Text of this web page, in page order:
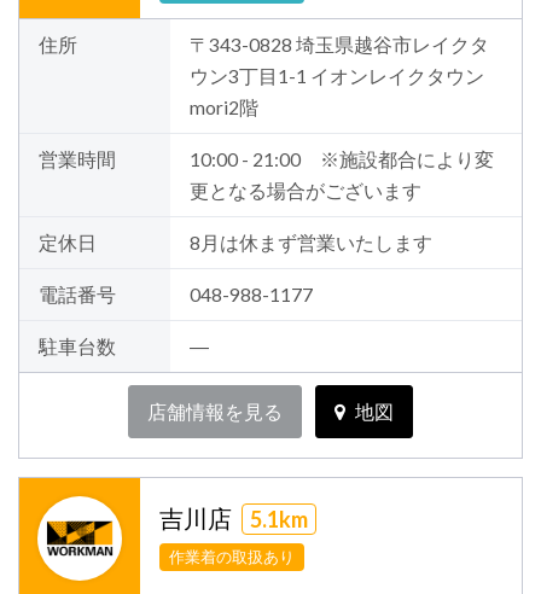
住所
〒343-0828 埼玉県越谷市レイクタ
ウン3丁目1-1 イオンレイクタウン
mori2階
営業時間
10:00 - 21:00 ※施設都合により変
更となる場合がございます
定休日 8月は休まず営業いたします
電話番号 048-988-1177
駐車台数 ―
店舗情報を見る 地図
吉川店 5.1km
作業着の取扱あり